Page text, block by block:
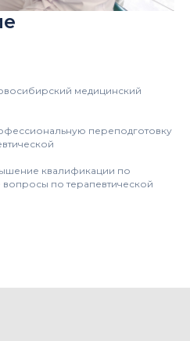
медицинский
переподготовку
квалификации по
по терапевтической